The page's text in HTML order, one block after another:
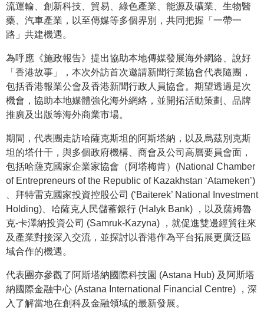
流運輸、創新科技、貿易、綠色產業、能源及礦業、生物醫
藥、汽車產業，以至傳媒等多個界別，共同把握「一帶一
路」共建機遇。
為呼應《施政報告》提出協助本地傳媒發展海外網絡、說好
「香港故事」，本次外訪首次邀請新聞行業協會代表隨團，
包括香港報業公會及香港新聞行政人員協會。期望透過是次
機會，協助本地媒體強化海外網絡，並開拓活動策劃、品牌
推廣及出版等海外商業市場。
期間，代表團走訪哈薩克斯坦的阿斯塔納，以及烏茲別克斯
坦的塔什干，與多個政府機構、商會及公司高層要員會面，
包括哈薩克國家企業家協會（阿塔梅肯）(National Chamber
of Entrepreneurs of the Republic of Kazakhstan ‘Atameken’)
、拜特雷克國家投資控股公司 (‘Baiterek’ National Investment
Holding)、哈薩克人民儲蓄銀行 (Halyk Bank) ，以及薩姆魯
克-卡澤納投資公司 (Samruk-Kazyna) ，就促進雙邊經貿往來
及產業對接深入交流，並探討以香港作為平台拓展更廣泛區
域合作的機遇。
代表團亦參觀了阿斯塔納國際科技園 (Astana Hub) 及阿斯塔
納國際金融中心 (Astana International Financial Centre) ，深
入了解當地在創科及金融領域的最新發展。